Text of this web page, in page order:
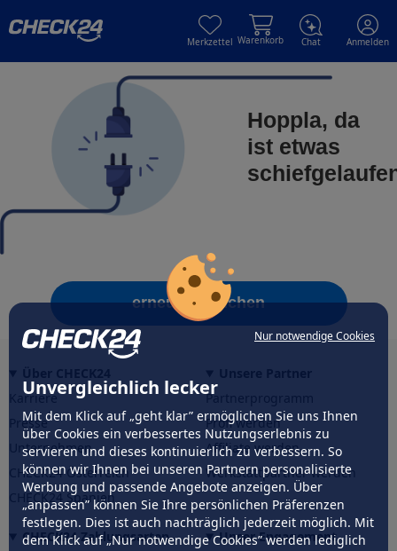
Nur notwendige Cookies
Unvergleichlich lecker
Mit dem Klick auf „geht klar” ermöglichen Sie uns Ihnen
über Cookies ein verbessertes Nutzungserlebnis zu
servieren und dieses kontinuierlich zu verbessern. So
können wir Ihnen bei unseren Partnern personalisierte
Werbung und passende Angebote anzeigen. Über
„anpassen” können Sie Ihre persönlichen Präferenzen
festlegen. Dies ist auch nachträglich jederzeit möglich. Mit
dem Klick auf „Nur notwendige Cookies” werden lediglich
Merkzettel Warenkorb Chat Anmelden
Hoppla, da
ist etwas
erneut versuchen
Karriere
Presse
Unternehmen
CHECK24 Österreich
CHECK24 Spanien
Partnerprogramm
Profi werden
Affiliate werden
Werkstattpartner werden
CHECK24 Zahlungsarten
Unser Engagement